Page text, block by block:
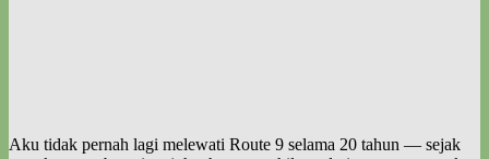
Aku tidak pernah lagi melewati Route 9 selama 20 tahun — sejak